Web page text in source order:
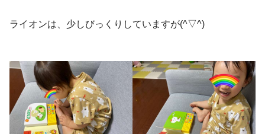
ライオンは、少しびっくりしていますが(^▽^)